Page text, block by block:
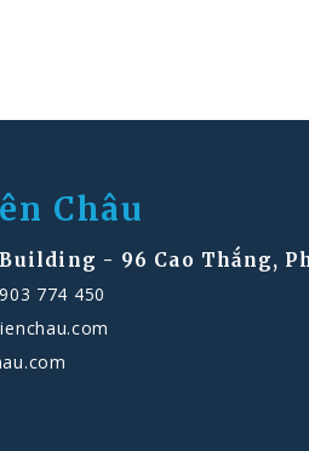
Châu
- 96 Cao Thắng,
774 450